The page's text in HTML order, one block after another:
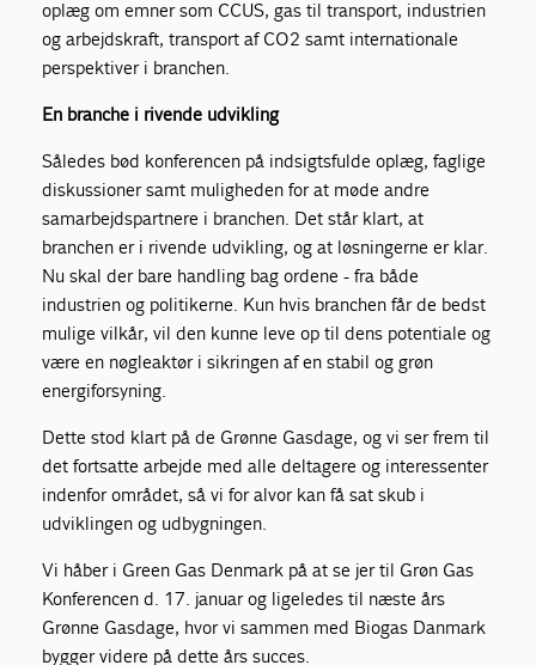
oplæg om emner som CCUS, gas til transport, industrien
og arbejdskraft, transport af CO2 samt internationale
perspektiver i branchen.
En branche i rivende udvikling
Således bød konferencen på indsigtsfulde oplæg, faglige
diskussioner samt muligheden for at møde andre
samarbejdspartnere i branchen. Det står klart, at
branchen er i rivende udvikling, og at løsningerne er klar.
Nu skal der bare handling bag ordene - fra både
industrien og politikerne. Kun hvis branchen får de bedst
mulige vilkår, vil den kunne leve op til dens potentiale og
være en nøgleaktør i sikringen af en stabil og grøn
energiforsyning.
Dette stod klart på de Grønne Gasdage, og vi ser frem til
det fortsatte arbejde med alle deltagere og interessenter
indenfor området, så vi for alvor kan få sat skub i
udviklingen og udbygningen.
Vi håber i Green Gas Denmark på at se jer til Grøn Gas
Konferencen d. 17. januar og ligeledes til næste års
Grønne Gasdage, hvor vi sammen med Biogas Danmark
bygger videre på dette års succes.